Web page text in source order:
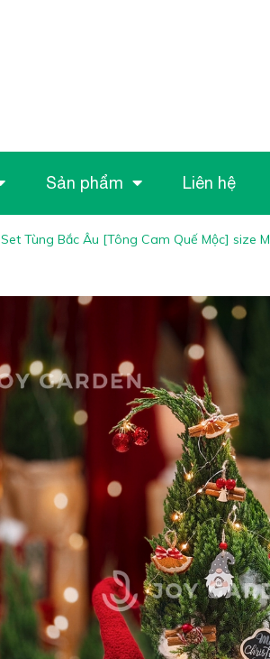
Sản phẩm Liên hệ
Set Tùng Bắc Âu [Tông Cam Quế Mộc] size M